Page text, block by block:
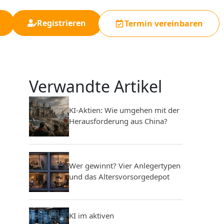
Registrieren Termin vereinbaren
Verwandte Artikel
KI-Aktien: Wie umgehen mit der
Herausforderung aus China?
Wer gewinnt? Vier Anlegertypen
und das Altersvorsorgedepot
KI im aktiven